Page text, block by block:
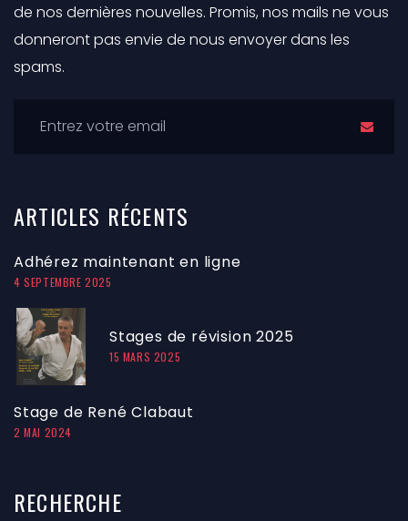
de nos dernières nouvelles. Promis, nos mails ne vous
donneront pas envie de nous envoyer dans les
spams.
ARTICLES RÉCENTS
Adhérez maintenant en ligne
4 SEPTEMBRE 2025
Stages de révision 2025
15 MARS 2025
Stage de René Clabaut
2 MAI 2024
RECHERCHE